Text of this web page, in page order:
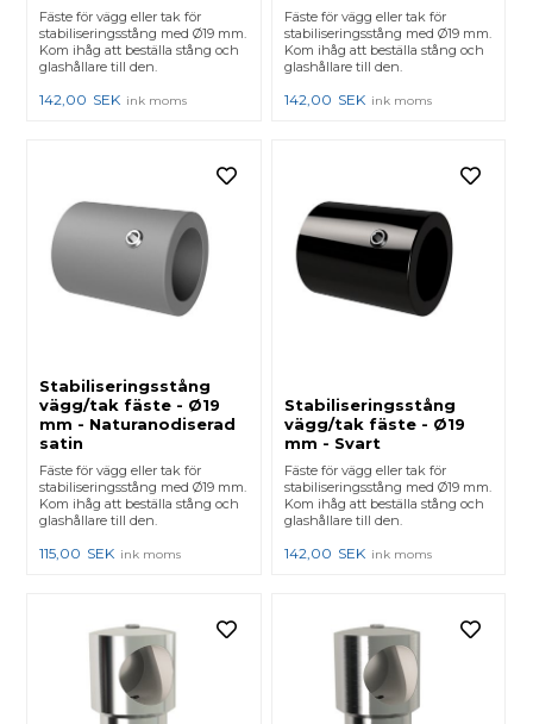
Fäste för vägg eller tak för
stabiliseringsstång med Ø19 mm.
Kom ihåg att beställa stång och
glashållare till den.
142,00 SEK ink moms
Fäste för vägg eller tak för
stabiliseringsstång med Ø19 mm.
Kom ihåg att beställa stång och
glashållare till den.
142,00 SEK ink moms
Stabiliseringsstång
vägg/tak fäste - Ø19
mm - Naturanodiserad
satin
Fäste för vägg eller tak för
stabiliseringsstång med Ø19 mm.
Kom ihåg att beställa stång och
glashållare till den.
115,00 SEK ink moms
Stabiliseringsstång
vägg/tak fäste - Ø19
mm - Svart
Fäste för vägg eller tak för
stabiliseringsstång med Ø19 mm.
Kom ihåg att beställa stång och
glashållare till den.
142,00 SEK ink moms